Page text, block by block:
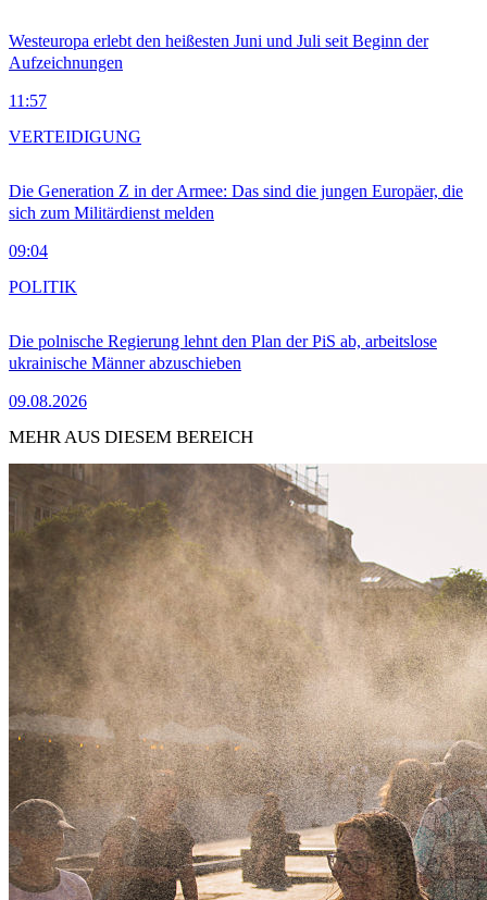
Westeuropa erlebt den heißesten Juni und Juli seit Beginn der
Aufzeichnungen
11:57
Die Generation Z in der Armee: Das sind die jungen Europäer, die
sich zum Militärdienst melden
09:04
VERTEIDIGUNG
Die polnische Regierung lehnt den Plan der PiS ab, arbeitslose
ukrainische Männer abzuschieben
09.08.2026
POLITIK
MEHR AUS DIESEM BEREICH